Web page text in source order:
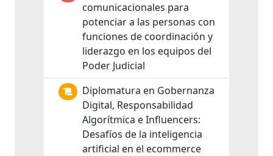
comunicacionales para
potenciar a las personas con
funciones de coordinación y
liderazgo en los equipos del
Poder Judicial
Diplomatura en Gobernanza
Digital, Responsabilidad
Algorítmica e Influencers:
Desafíos de la inteligencia
artificial en el ecommerce